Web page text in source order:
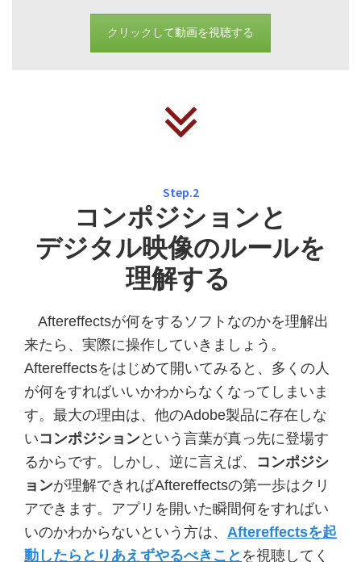
クリックして動画を視聴する
Step.2
コンポジションと
デジタル映像のルールを
理解する
Aftereffectsが何をするソフトなのかを理解出
来たら、実際に操作していきましょう。
Aftereffectsをはじめて開いてみると、多くの人
が何をすればいいかわからなくなってしまいま
す。最大の理由は、他のAdobe製品に存在しな
いコンポジションという言葉が真っ先に登場す
るからです。しかし、逆に言えば、 コンポジシ
ョンが理解できればAftereffectsの第一歩はクリ
アできます。アプリを開いた瞬間何をすればい
いのかわからないという方は、 Aftereffectsを起
動したらとりあえずやるべきこと を視聴してく